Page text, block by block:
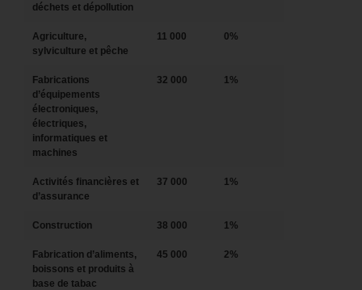
déchets et dépollution
Agriculture,
sylviculture et pêche
11 000 0%
Fabrications
d’équipements
électroniques,
électriques,
informatiques et
machines
32 000 1%
Activités financières et
d’assurance
37 000 1%
Construction 38 000 1%
Fabrication d’aliments,
boissons et produits à
base de tabac
45 000 2%